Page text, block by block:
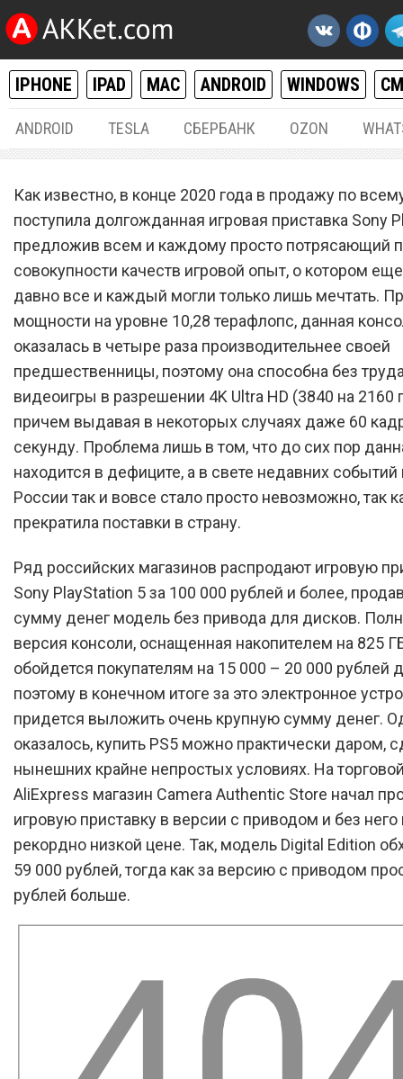
IPHONE IPAD MAC ANDROID WINDOWS
ANDROID TESLA СБЕРБАНК OZON
Игровую приставку Sony
PlayStation 5 временно
распродают практически
Как известно, в конце 2020 года в продажу по
поступила долгожданная игровая приставка Sony
предложив всем и каждому просто потрясающий
совокупности качеств игровой опыт, о котором
давно все и каждый могли только лишь мечтать.
мощности на уровне 10,28 терафлопс, данная
оказалась в четыре раза производительнее своей
предшественницы, поэтому она способна без
видеоигры в разрешении 4K Ultra HD (3840 на 2160
причем выдавая в некоторых случаях даже 60
секунду. Проблема лишь в том, что до сих пор
находится в дефиците, а в свете недавних событий
России так и вовсе стало просто невозможно, так
прекратила поставки в страну.
Ряд российских магазинов распродают игровую
Sony PlayStation 5 за 100 000 рублей и более,
сумму денег модель без привода для дисков.
версия консоли, оснащенная накопителем на 825
обойдется покупателям на 15 000 – 20 000 рублей
поэтому в конечном итоге за это электронное
придется выложить очень крупную сумму денег.
оказалось, купить PS5 можно практически даром,
нынешних крайне непростых условиях. На
AliExpress магазин Camera Authentic Store начал
игровую приставку в версии с приводом и без него
рекордно низкой цене. Так, модель Digital Edition
59 000 рублей, тогда как за версию с приводом
рублей больше.